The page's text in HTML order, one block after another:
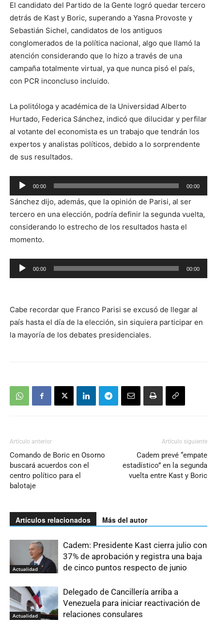
El candidato del Partido de la Gente logró quedar tercero
detrás de Kast y Boric, superando a Yasna Provoste y
Sebastián Sichel, candidatos de los antiguos
conglomerados de la política nacional, algo que llamó la
atención considerando que lo hizo a través de una
campaña totalmente virtual, ya que nunca pisó el país,
con PCR inconcluso incluido.
La politóloga y académica de la Universidad Alberto
Hurtado, Federica Sánchez, indicó que dilucidar y perfilar
al votante del economista es un trabajo que tendrán los
expertos y analistas políticos, debido a lo sorprendente
de sus resultados.
Reproductor
de
audio
00:00 00:00
Sánchez dijo, además, que la opinión de Parisi, al ser
tercero en una elección, podría definir la segunda vuelta,
considerando lo estrecho de los resultados hasta el
momento.
Reproductor
de
00:00 00:00
Cabe recordar que Franco Parisi se excusó de llegar al
país hasta el día de la elección, sin siquiera participar en
la mayoría de los debates presidenciales.
Artículo anterior
Comando de Boric en Osorno
buscará acuerdos con el
centro político para el
balotaje
Artículo siguiente
Cadem prevé “empate
estadístico” en la segunda
vuelta entre Kast y Boric
Artículos relacionados Más del autor
Actualidad
Cadem: Presidente Kast cierra julio con
37% de aprobación y registra una baja
de cinco puntos respecto de junio
Actualidad
Delegado de Cancillería arriba a
Venezuela para iniciar reactivación de
relaciones consulares